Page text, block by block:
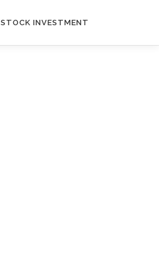
STOCK INVESTMENT